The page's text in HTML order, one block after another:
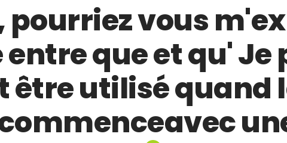
pourriez vous
que et qu' Je
être utilisé quand